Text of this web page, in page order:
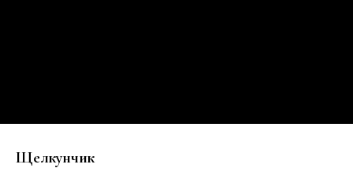
Щелкунчик